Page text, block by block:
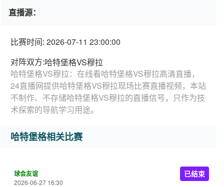
直播源：
比赛时间: 2026-07-11 23:00:00
对阵双方:哈特堡格VS穆拉
哈特堡格VS穆拉：在线看哈特堡格VS穆拉高清直播，
24直播网提供哈特堡格VS穆拉现场比赛直播视频，本站
不制作、不存储哈特堡格VS穆拉的直播信号，只作为技
术探索的导航学习用途。
哈特堡格相关比赛
球会友谊
2026-06-27 16:30
已结束